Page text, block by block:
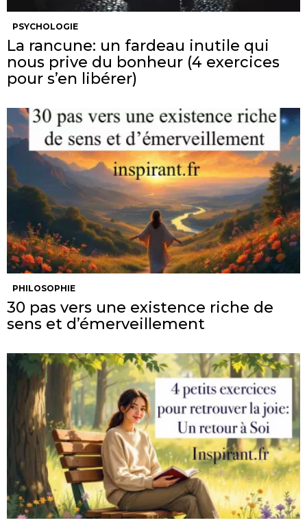
PSYCHOLOGIE
La rancune: un fardeau inutile qui
nous prive du bonheur (4 exercices
pour s’en libérer)
PHILOSOPHIE
30 pas vers une existence riche de
sens et d’émerveillement